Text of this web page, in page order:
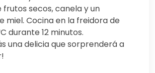
frutos secos, canela y un
miel. Cocina en la freidora de
durante 12 minutos.
una delicia que sorprenderá a